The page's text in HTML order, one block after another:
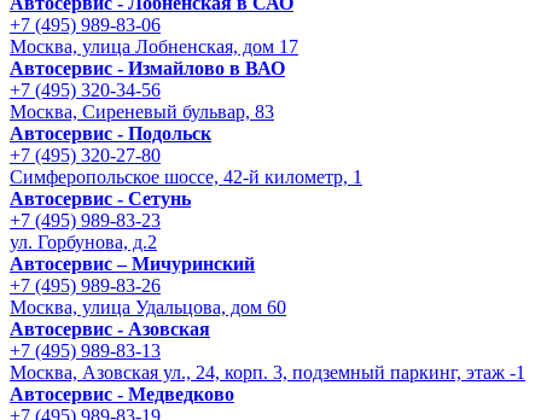
+7 (495) 989-83-06
Москва, улица Лобненская, дом 17
Автосервис - Измайлово в ВАО
+7 (495) 320-34-56
Москва, Сиреневый бульвар, 83
Автосервис - Подольск
+7 (495) 320-27-80
Симферопольское шоссе, 42-й километр, 1
Автосервис - Сетунь
+7 (495) 989-83-23
ул. Горбунова, д.2
Автосервис – Мичуринский
+7 (495) 989-83-26
Москва, улица Удальцова, дом 60
Автосервис - Азовская
+7 (495) 989-83-13
Москва, Азовская ул., 24, корп. 3, подземный паркинг, этаж -1
Автосервис - Медведково